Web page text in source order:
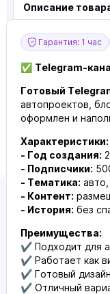
Описание
Гарантия: 1 час
✅ Telegram-
Готовый
автопроектов,
оформлен и
Характеристики:
- Год создания:
- Подписчики:
- Тематика:
- Контент:
- История: без
Преимущества:
✔ Подходит для
✔ Работает как
✔ Готовый
✔ Отличный